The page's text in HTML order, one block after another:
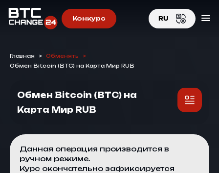
Конкурс RU
Главная > Обменять
>
Обмен Bitcoin (BTC) на Карта Мир RUB
Обмен Bitcoin (BTC) на
Карта Мир RUB
Данная операция производится в
ручном режиме.
Курс окончательно зафиксируется